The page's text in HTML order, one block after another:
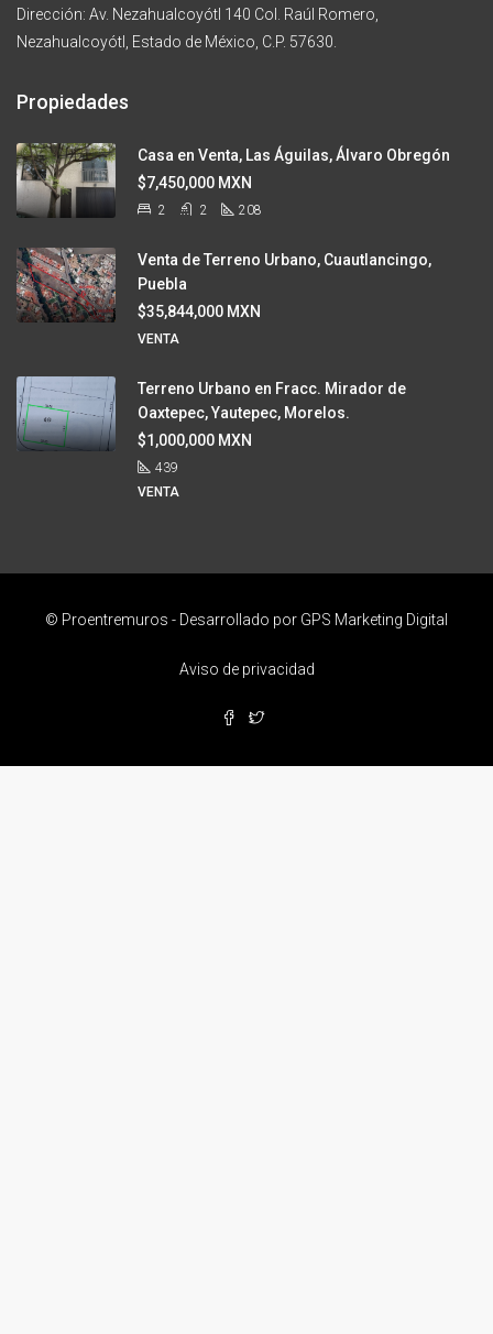
Dirección: Av. Nezahualcoyótl 140 Col. Raúl Romero,
Nezahualcoyótl, Estado de México, C.P. 57630.
Propiedades
Casa en Venta, Las Águilas, Álvaro Obregón
$7,450,000 MXN
2 2 208
Venta de Terreno Urbano, Cuautlancingo,
Puebla
$35,844,000 MXN
VENTA
Terreno Urbano en Fracc. Mirador de
Oaxtepec, Yautepec, Morelos.
$1,000,000 MXN
439
VENTA
© Proentremuros - Desarrollado por GPS Marketing Digital
Aviso de privacidad